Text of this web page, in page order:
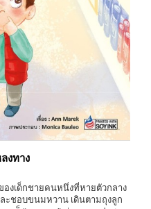
งทาง
งเด็กชายคนหนึ่งที่หายตัวกลาง
ะชอบขนมหวาน เดินตามถุงลูก